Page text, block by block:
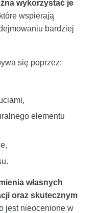
wykorzystać je
które wspierają
bardziej
się poprzez:
elementu
własnych
oraz skutecznym
jest nieocenione w